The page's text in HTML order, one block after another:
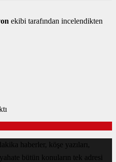
ekibi tarafından incelendikten
haberler, köşe yazıları,
bütün konuların tek adresi